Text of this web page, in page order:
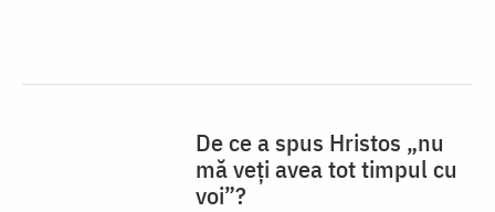
De ce a spus Hristos „nu
mă veţi avea tot timpul cu
voi”?